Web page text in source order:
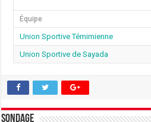
Équipe
Union Sportive Témimienne
Union Sportive de Sayada
Sondage